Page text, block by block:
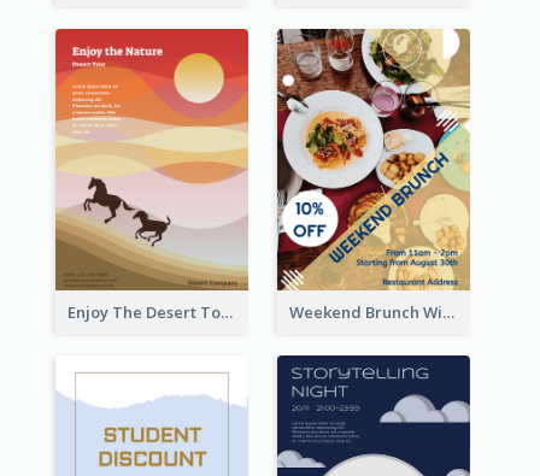
Enjoy The Desert Tour Flyer Weekend Brunch With Discount Flyer